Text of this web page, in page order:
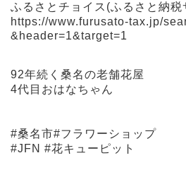
ふるさとチョイス(ふるさと納税
https://www.furusato-tax.jp/
&header=1&target=1
92年続く桑名の老舗花屋
4代目おはなちゃん
#桑名市#フラワーショップ
#JFN #花キューピット